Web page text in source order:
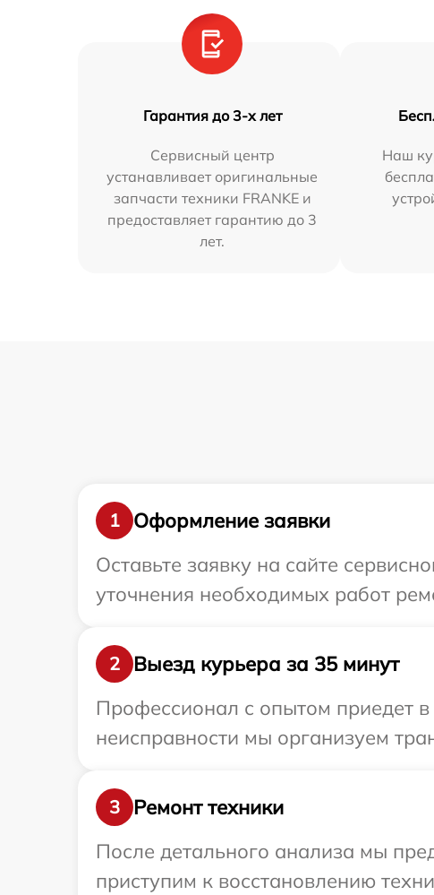
Гарантия до 3-х лет
Сервисный центр
устанавливает оригинальные
запчасти техники FRANKE и
предоставляет гарантию до 3
лет.
Наш
1
Оформление заявки
Оставьте заявку на сайте
уточнения необходимых работ
2
Выезд курьера за 35 минут
Профессионал с опытом приедет в
неисправности мы организуем
3
Ремонт техники
После детального анализа мы
приступим к восстановлению